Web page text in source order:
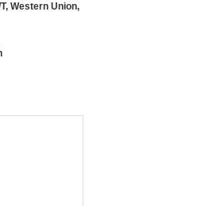
T, Western Union,